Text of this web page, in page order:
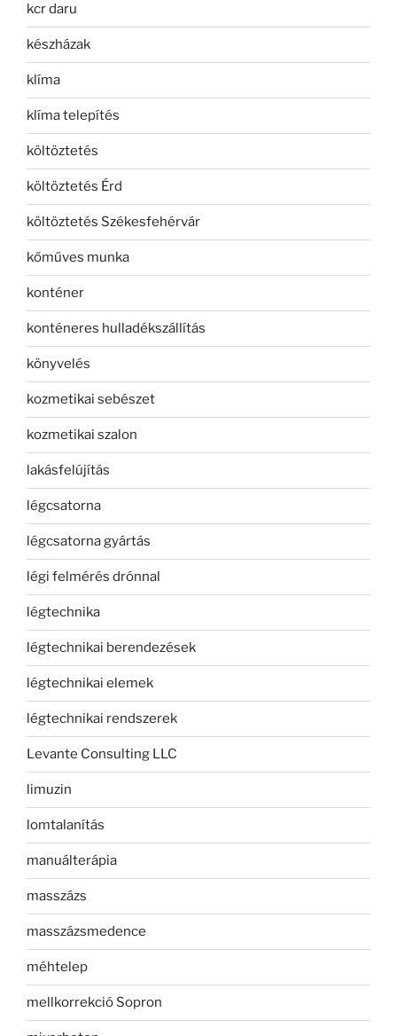
kcr daru
készházak
klíma
klíma telepítés
költöztetés
költöztetés Érd
költöztetés Székesfehérvár
kőműves munka
konténer
konténeres hulladékszállítás
könyvelés
kozmetikai sebészet
kozmetikai szalon
lakásfelújítás
légcsatorna
légcsatorna gyártás
légi felmérés drónnal
légtechnika
légtechnikai berendezések
légtechnikai elemek
légtechnikai rendszerek
Levante Consulting LLC
limuzin
lomtalanítás
manuálterápia
masszázs
masszázsmedence
méhtelep
mellkorrekció Sopron